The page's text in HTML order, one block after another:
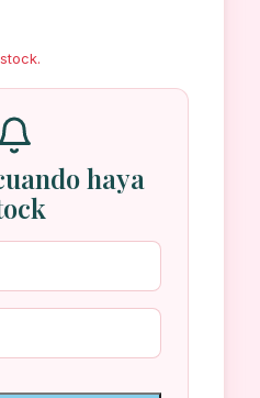
haya